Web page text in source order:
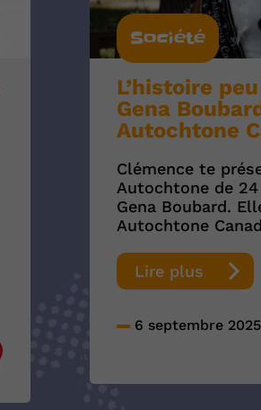
Société
L’histoire
Gena
Autochtone
Clémence te
Autochtone de
Gena Boubard.
Autochtone
Lire plus
6 septembre 2025